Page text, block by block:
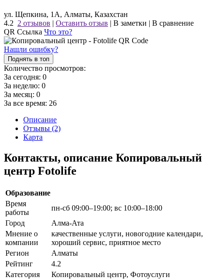
ул. Щепкина, 1А, Алматы, Казахстан
4.2 2 отзывов | Оставить отзыв | В заметки | В сравнение
QR Ссылка Что это?
Нашли ошибку?
Поднять в топ
Количество просмотров:
За сегодня: 0
За неделю: 0
За месяц: 0
За все время: 26
Описание
Отзывы (2)
Карта
Контакты, описание Копировальный
центр Fotolife
Образование
Время
работы
пн-сб 09:00–19:00; вс 10:00–18:00
Город
Алма-Ата
Мнение о
компании
качественные услуги, новогодние календари,
хороший сервис, приятное место
Регион
Алматы
Рейтинг
4.2
Категория
Копировальный центр, Фотоуслуги